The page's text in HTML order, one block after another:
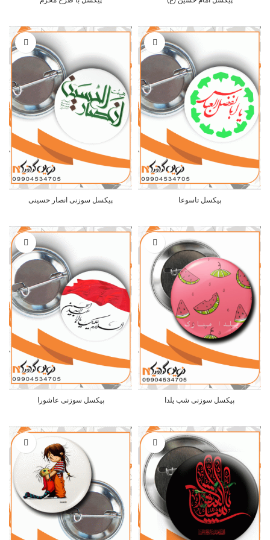
پیکسل تاسوعا پیکسل سوزنی انصار حسینی
پیکسل سوزنی شب یلدا پیکسل سوزنی عاشورا